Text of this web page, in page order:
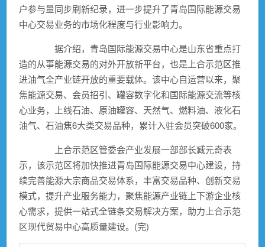
户参与量同步刷新纪录，进一步提升了青岛国际能源交易
中心交易业务的市场化程度与行业影响力。
据介绍，青岛国际能源交易中心是山东省重点打
造的从事能源交易的对外开放新平台，也是上合示范区推
进油气全产业链开放的重要载体。该中心自运营以来，聚
焦能源交易、会员招引、罐容数字化和国际能源交流等核
心业务，上线石油、原油罐容、天然气、燃料油、液化石
油气、石油焦6大类交易品种，累计入驻会员突破600家。
上合示范区管委会产业发展一部部长臧元奇表
示，该示范区将加快推进青岛国际能源交易中心建设，持
续完善能源大宗商品交易体系，丰富交易品种、创新交易
模式，提升产业服务能力，聚焦能源产业链上下游企业核
心需求，提供一站式全链条交易解决方案，助力上合示范
区现代贸易中心高质量建设。(完)